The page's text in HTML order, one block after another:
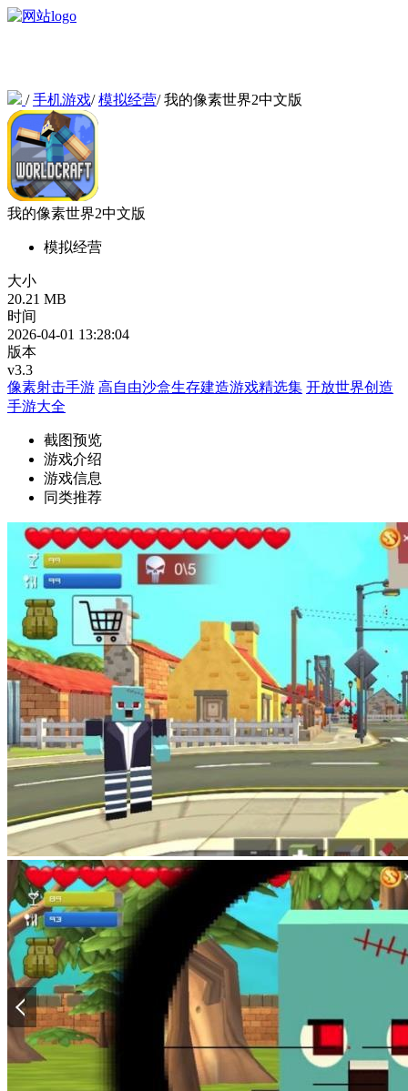
/手机游戏/模拟经营/我的像素世界2中文版
我的像素世界2中文版
模拟经营
大小
20.21 MB
时间
2026-04-01 13:28:04
版本
v3.3
像素射击手游 高自由沙盒生存建造游戏精选集 开放世界创造
手游大全
截图预览
游戏介绍
游戏信息
同类推荐